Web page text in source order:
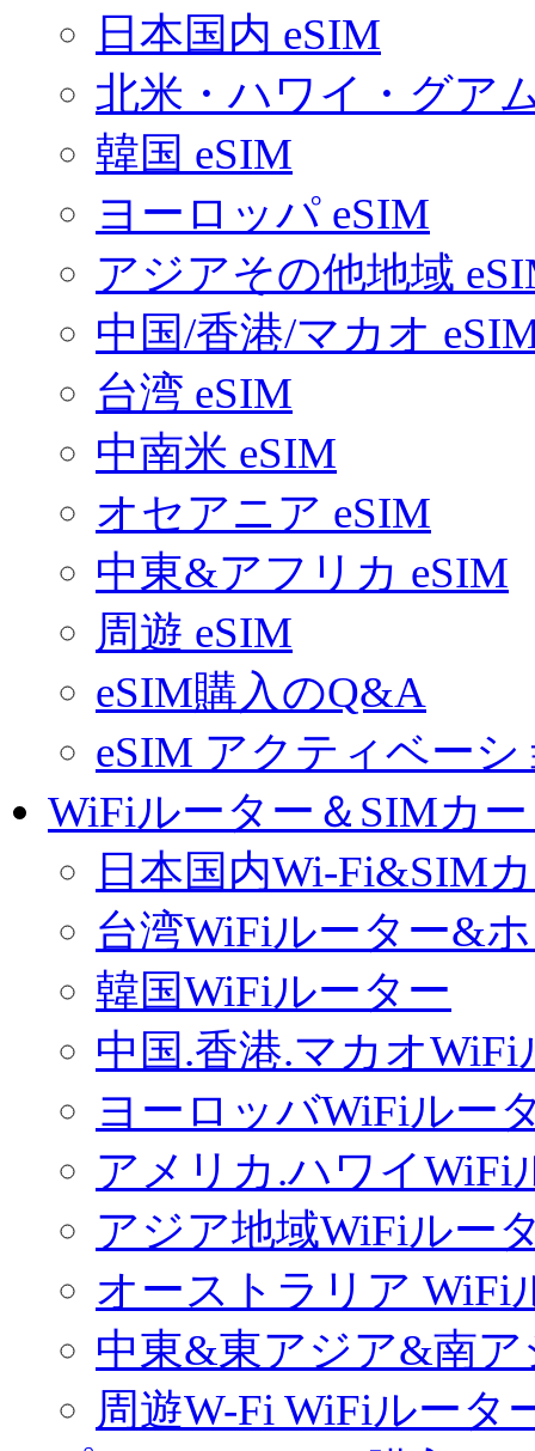
日本国内 eSIM
北米・ハワイ・グア
韓国 eSIM
ヨーロッパ eSIM
アジアその他地域
中国/香港/マカオ
台湾 eSIM
中南米 eSIM
オセアニア eSIM
中東&アフリカ eSIM
周遊 eSIM
eSIM購入のQ&A
eSIM アクティベー
WiFiルーター＆SIMカ
日本国内Wi-Fi&SIM
台湾WiFiルーター&
韓国WiFiルーター
中国.香港.マカオWiFi
ヨーロッバWiFiルー
アメリカ.ハワイWiFi
アジア地域WiFiルー
オーストラリア WiFi
中東&東アジア&南
周遊W-Fi WiFiルータ